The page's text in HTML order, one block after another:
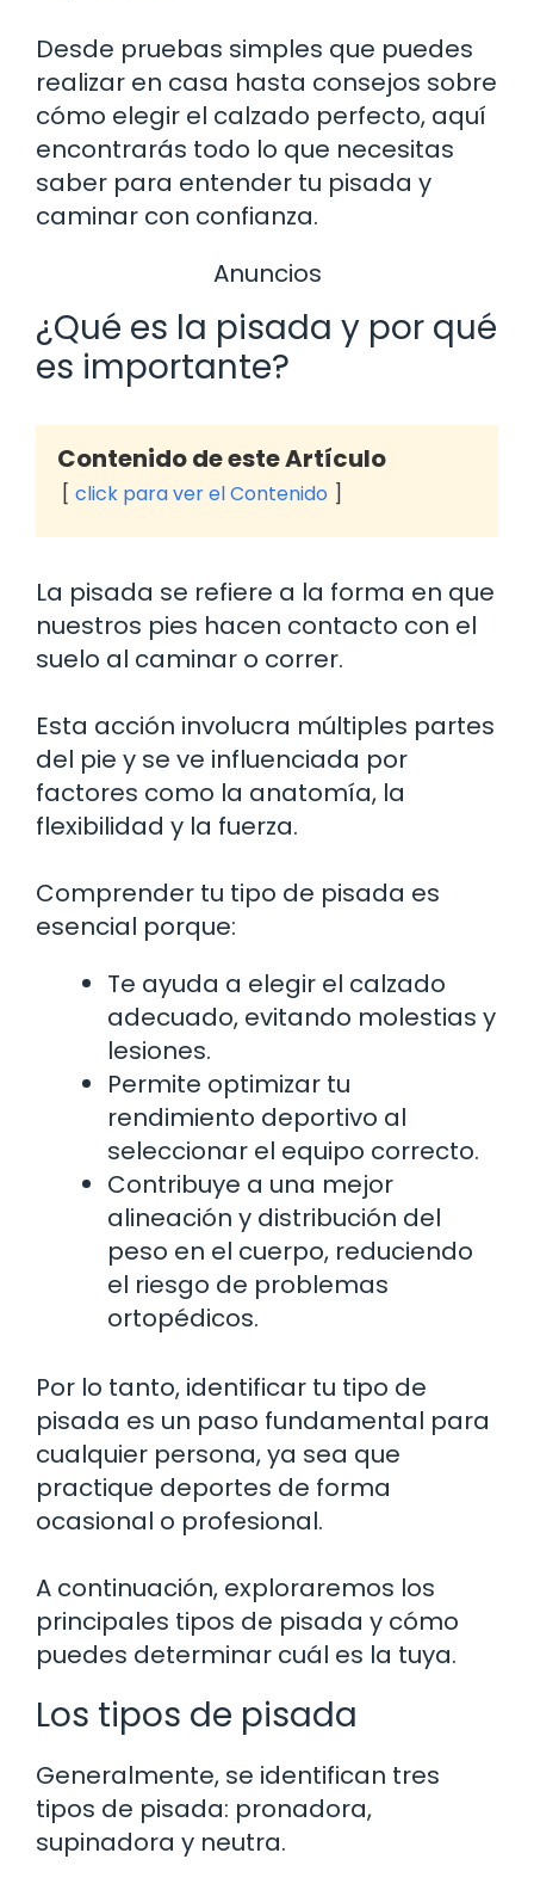
Desde pruebas simples que puedes
realizar en casa hasta consejos sobre
cómo elegir el calzado perfecto, aquí
encontrarás todo lo que necesitas
saber para entender tu pisada y
caminar con confianza.
Anuncios
¿Qué es la pisada y por qué
es importante?
Contenido de este Artículo
click para ver el Contenido
La pisada se refiere a la forma en que
nuestros pies hacen contacto con el
suelo al caminar o correr.
Esta acción involucra múltiples partes
del pie y se ve influenciada por
factores como la anatomía, la
flexibilidad y la fuerza.
Comprender tu tipo de pisada es
esencial porque:
Te ayuda a elegir el calzado
adecuado, evitando molestias y
lesiones.
Permite optimizar tu
rendimiento deportivo al
seleccionar el equipo correcto.
Contribuye a una mejor
alineación y distribución del
peso en el cuerpo, reduciendo
el riesgo de problemas
ortopédicos.
Por lo tanto, identificar tu tipo de
pisada es un paso fundamental para
cualquier persona, ya sea que
practique deportes de forma
ocasional o profesional.
A continuación, exploraremos los
principales tipos de pisada y cómo
puedes determinar cuál es la tuya.
Los tipos de pisada
Generalmente, se identifican tres
tipos de pisada: pronadora,
supinadora y neutra.